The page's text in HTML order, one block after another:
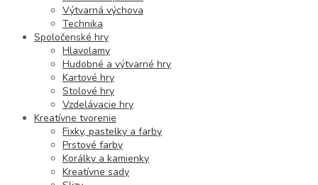
Výtvarná výchova
Technika
Spoločenské hry
Hlavolamy
Hudobné a výtvarné hry
Kartové hry
Stolové hry
Vzdelávacie hry
Kreatívne tvorenie
Fixky, pastelky a farby
Prstové farby
Korálky a kamienky
Kreatívne sady